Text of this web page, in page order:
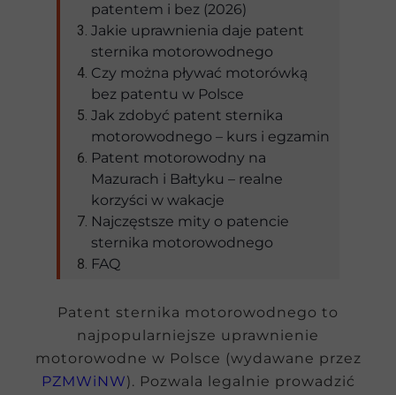
Patent sternika motorowodnego to
najpopularniejsze uprawnienie
motorowodne w Polsce (wydawane przez
PZMWiNW). Pozwala legalnie prowadzić
patentem i bez (2026)
Jakie uprawnienia daje patent
sternika motorowodnego
Czy można pływać motorówką
bez patentu w Polsce
Jak zdobyć patent sternika
motorowodnego – kurs i egzamin
Patent motorowodny na
Mazurach i Bałtyku – realne
korzyści w wakacje
Najczęstsze mity o patencie
sternika motorowodnego
FAQ